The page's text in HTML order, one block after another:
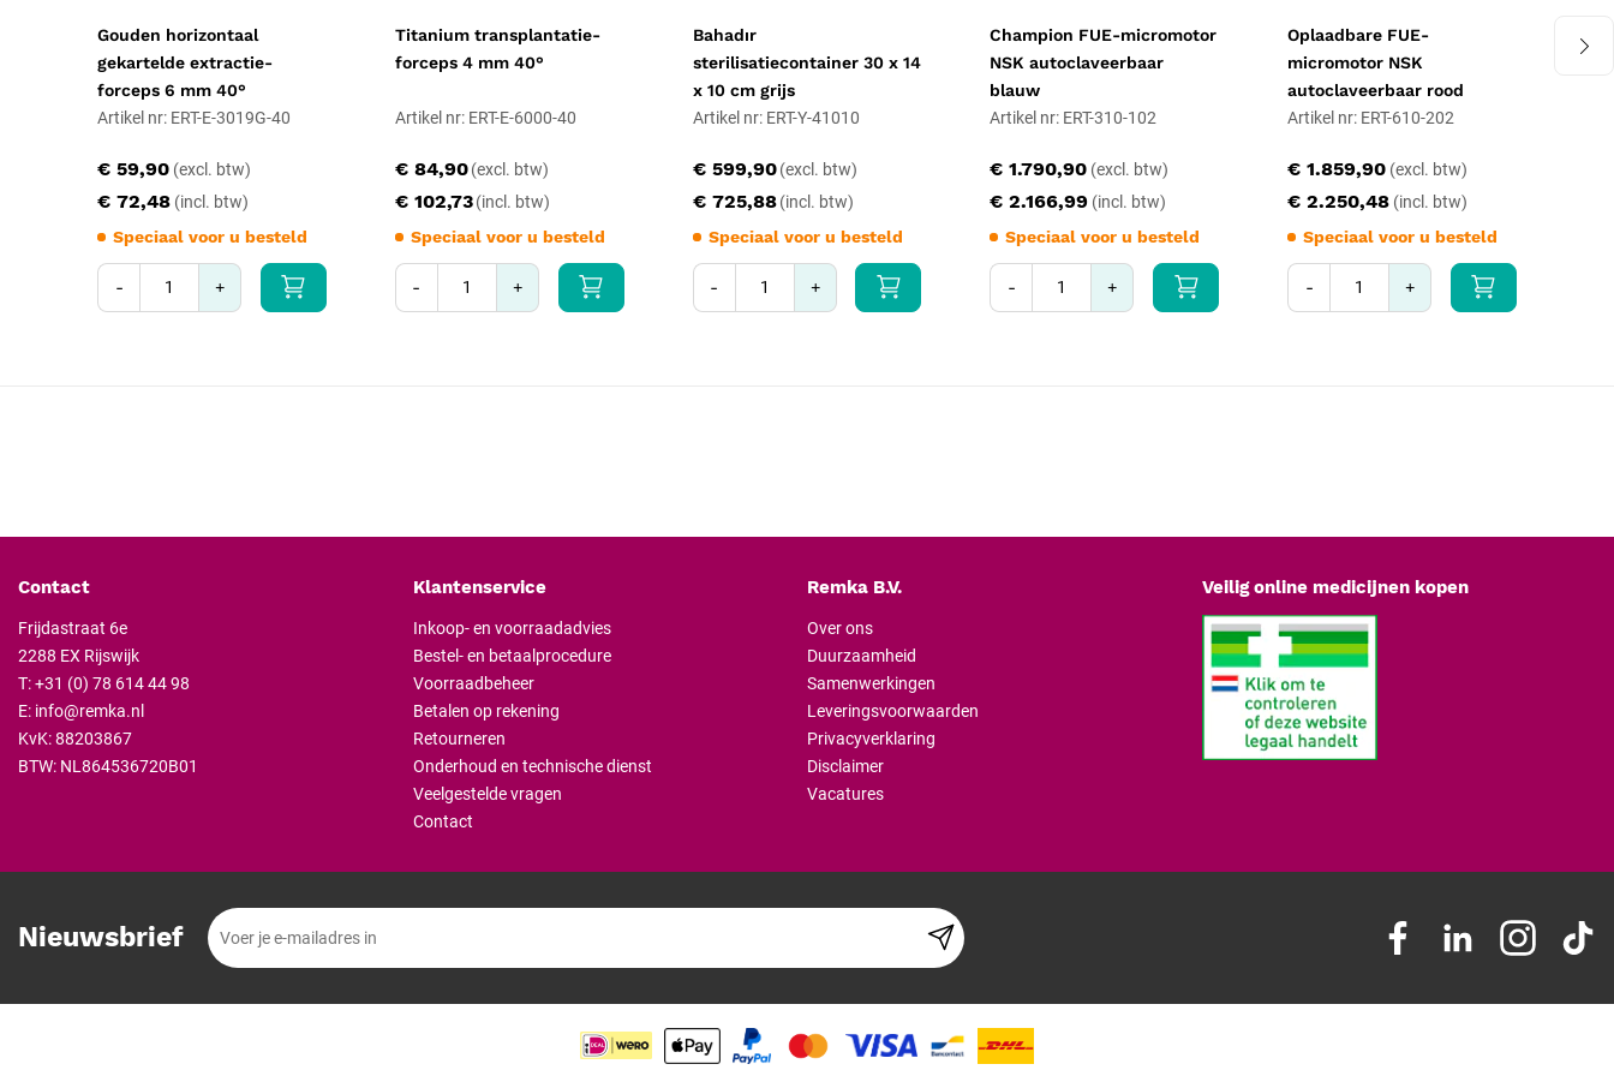
Gouden horizontaal
gekartelde extractie-
forceps 6 mm 40°
Artikel nr: ERT-E-3019G-40
€ 72,48
€ 59,90
Speciaal voor u besteld
- +
Titanium transplantatie-
forceps 4 mm 40°
Artikel nr: ERT-E-6000-40
€ 102,73
€ 84,90
Speciaal voor u besteld
- +
Bahadır
sterilisatiecontainer 30 x 14
x 10 cm grijs
Artikel nr: ERT-Y-41010
€ 725,88
€ 599,90
Speciaal voor u besteld
- +
Champion FUE-micromotor
NSK autoclaveerbaar
blauw
Artikel nr: ERT-310-102
€ 2.166,99
€ 1.790,90
Speciaal voor u besteld
- +
Oplaadbare FUE-
micromotor NSK
autoclaveerbaar rood
Artikel nr: ERT-610-202
€ 2.250,48
€ 1.859,90
Speciaal voor u besteld
- +
Contact
Frijdastraat 6e
2288 EX Rijswijk
T:+31 (0) 78 614 44 98
E: info@remka.nl
KvK: 88203867
BTW: NL864536720B01
Klantenservice
Inkoop- en voorraadadvies
Bestel- en betaalprocedure
Voorraadbeheer
Betalen op rekening
Retourneren
Onderhoud en technische dienst
Veelgestelde vragen
Contact
Remka B.V.
Over ons
Duurzaamheid
Samenwerkingen
Leveringsvoorwaarden
Privacyverklaring
Disclaimer
Vacatures
Veilig online medicijnen kopen
Nieuwsbrief